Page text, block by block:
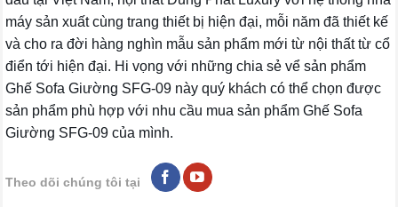
máy sản xuất cùng trang thiết bị hiện đại, mỗi năm đã thiết kế
và cho ra đời hàng nghìn mẫu sản phẩm mới từ nội thất từ cổ
điển tới hiện đại. Hi vọng với những chia sẻ vể sản phẩm
Ghế Sofa Giường SFG-09 này quý khách có thể chọn được
sản phẩm phù hợp với nhu cầu mua sản phẩm Ghế Sofa
Giường SFG-09 của mình.
Theo dõi chúng tôi tại